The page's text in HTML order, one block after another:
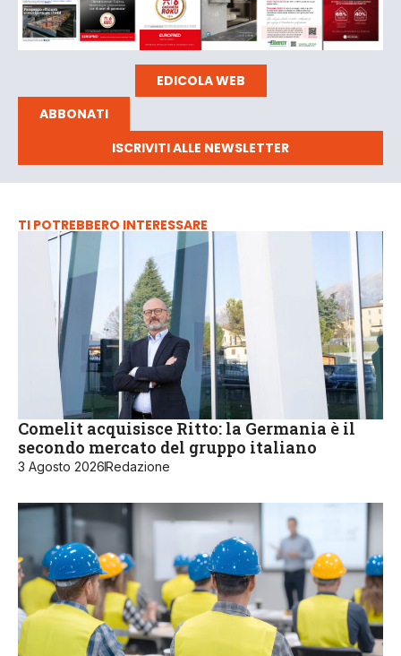
EDICOLA WEB
ABBONATI
ISCRIVITI ALLE NEWSLETTER
TI POTREBBERO INTERESSARE
Comelit acquisisce Ritto: la Germania è il
secondo mercato del gruppo italiano
3 Agosto 2026Redazione